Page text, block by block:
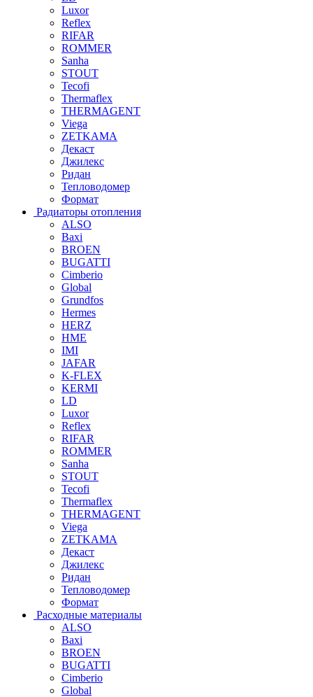
Luxor
Reflex
RIFAR
ROMMER
Sanha
STOUT
Tecofi
Thermaflex
THERMAGENT
Viega
ZETKAMA
Декаст
Джилекс
Ридан
Тепловодомер
Формат
Радиаторы отопления
ALSO
Baxi
BROEN
BUGATTI
Cimberio
Global
Grundfos
Hermes
HERZ
HME
IMI
JAFAR
K-FLEX
KERMI
LD
Luxor
Reflex
RIFAR
ROMMER
Sanha
STOUT
Tecofi
Thermaflex
THERMAGENT
Viega
ZETKAMA
Декаст
Джилекс
Ридан
Тепловодомер
Формат
Расходные материалы
ALSO
Baxi
BROEN
BUGATTI
Cimberio
Global